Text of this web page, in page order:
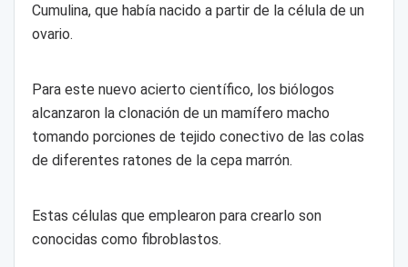
Cumulina, que había nacido a partir de la célula de un
ovario.
Para este nuevo acierto científico, los biólogos
alcanzaron la clonación de un mamífero macho
tomando porciones de tejido conectivo de las colas
de diferentes ratones de la cepa marrón.
Estas células que emplearon para crearlo son
conocidas como fibroblastos.